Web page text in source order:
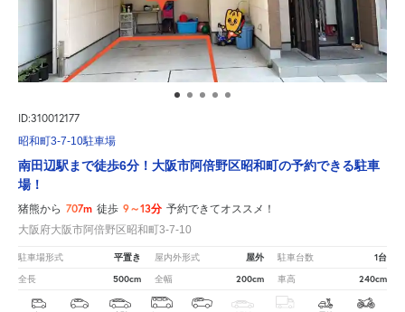
ID:310012177
昭和町3-7-10駐車場
南田辺駅まで徒歩6分！大阪市阿倍野区昭和町の予約できる駐車
場！
猪熊から 707m 徒歩 9～13分 予約できてオススメ！
大阪府大阪市阿倍野区昭和町3-7-10
駐車場形式 平置き 屋内外形式 屋外 駐車台数 1台
全長 500cm 全幅 200cm 車高 240cm